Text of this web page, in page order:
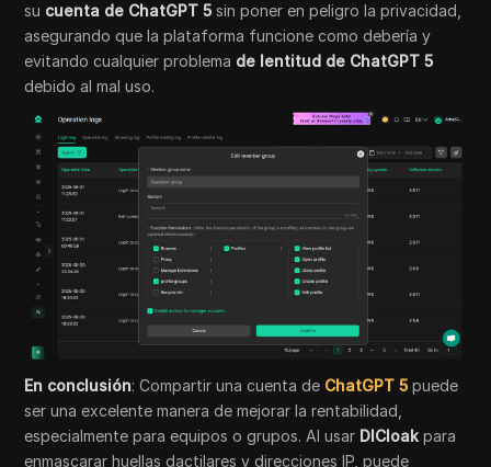
su cuenta de ChatGPT 5 sin poner en peligro la privacidad,
asegurando que la plataforma funcione como debería y
evitando cualquier problema de lentitud de ChatGPT 5
debido al mal uso.
En conclusión: Compartir una cuenta de ChatGPT 5 puede
ser una excelente manera de mejorar la rentabilidad,
especialmente para equipos o grupos. Al usar DICloak para
enmascarar huellas dactilares y direcciones IP, puede